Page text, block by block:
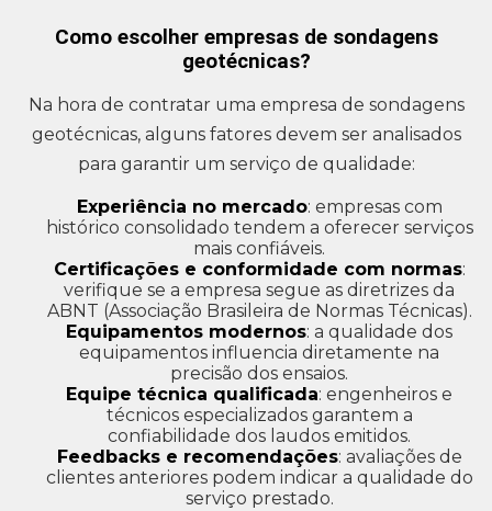
Como escolher empresas de sondagens
geotécnicas?
Na hora de contratar uma empresa de sondagens
geotécnicas, alguns fatores devem ser analisados
para garantir um serviço de qualidade:
Experiência no mercado: empresas com
histórico consolidado tendem a oferecer serviços
mais confiáveis.
Certificações e conformidade com normas:
verifique se a empresa segue as diretrizes da
ABNT (Associação Brasileira de Normas Técnicas).
Equipamentos modernos: a qualidade dos
equipamentos influencia diretamente na
precisão dos ensaios.
Equipe técnica qualificada: engenheiros e
técnicos especializados garantem a
confiabilidade dos laudos emitidos.
Feedbacks e recomendações: avaliações de
clientes anteriores podem indicar a qualidade do
serviço prestado.